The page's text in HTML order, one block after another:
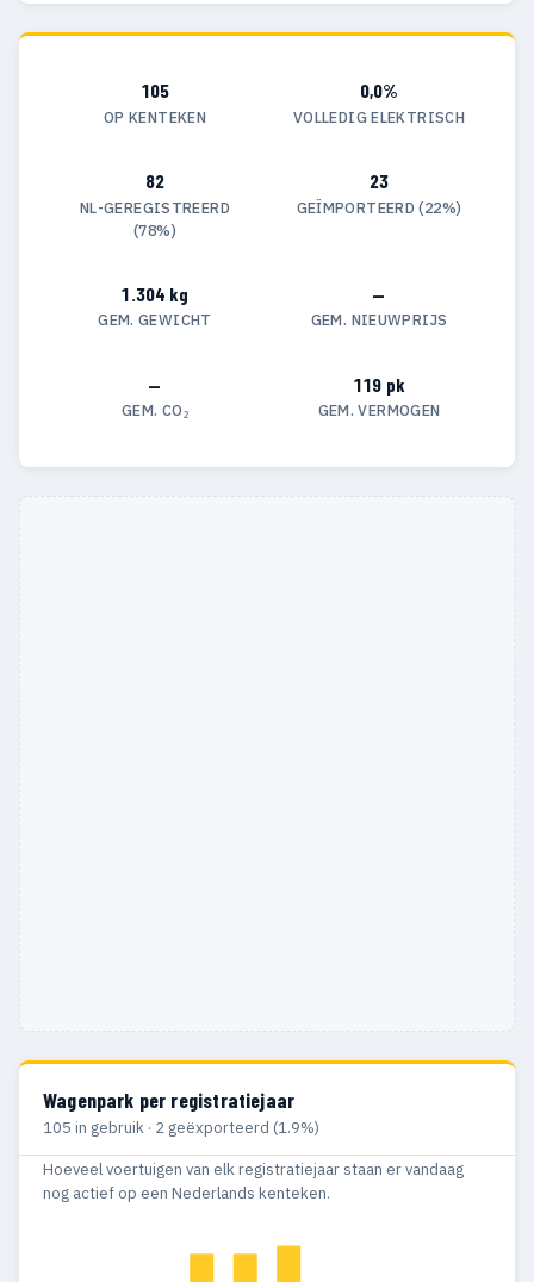
105
OP KENTEKEN
0,0%
VOLLEDIG ELEKTRISCH
82
NL-GEREGISTREERD
(78%)
23
GEÏMPORTEERD (22%)
1.304 kg
GEM. GEWICHT
—
GEM. NIEUWPRIJS
—
GEM. CO₂
119 pk
GEM. VERMOGEN
Wagenpark per registratiejaar
105 in gebruik · 2 geëxporteerd (1.9%)
Hoeveel voertuigen van elk registratiejaar staan er vandaag
nog actief op een Nederlands kenteken.